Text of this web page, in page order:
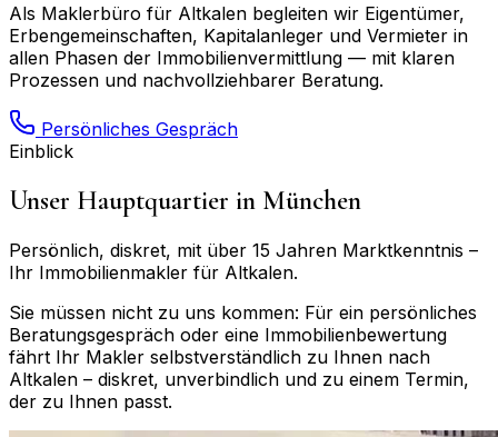
Als Maklerbüro für Altkalen begleiten wir Eigentümer,
Erbengemeinschaften, Kapitalanleger und Vermieter in
allen Phasen der Immobilienvermittlung — mit klaren
Prozessen und nachvollziehbarer Beratung.
Persönliches Gespräch
Einblick
Unser Hauptquartier in München
Persönlich, diskret, mit über 15 Jahren Marktkenntnis –
Ihr Immobilienmakler für Altkalen.
Sie müssen nicht zu uns kommen: Für ein persönliches
Beratungsgespräch oder eine Immobilienbewertung
fährt Ihr Makler selbstverständlich zu Ihnen nach
Altkalen – diskret, unverbindlich und zu einem Termin,
der zu Ihnen passt.